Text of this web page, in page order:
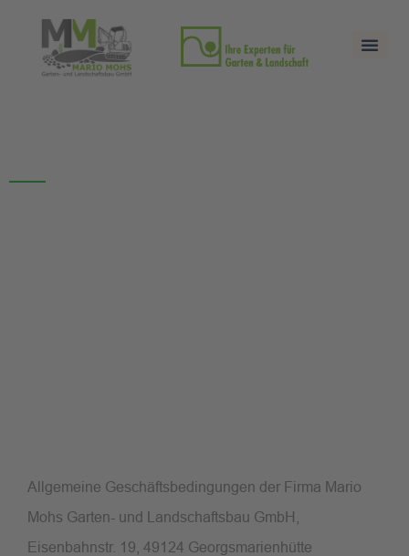
Allgemeine Geschäftsbedingungen der Firma Mario
Mohs Garten- und Landschaftsbau GmbH,
Eisenbahnstr. 19, 49124 Georgsmarienhütte